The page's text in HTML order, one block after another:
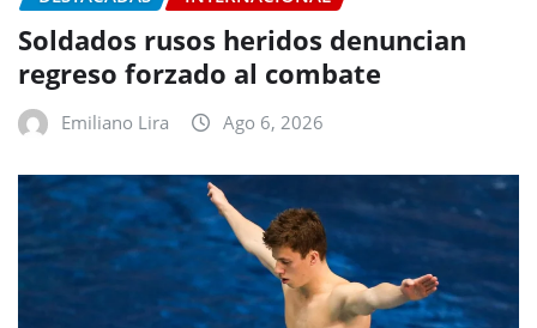
Soldados rusos heridos denuncian
regreso forzado al combate
Emiliano Lira Ago 6, 2026